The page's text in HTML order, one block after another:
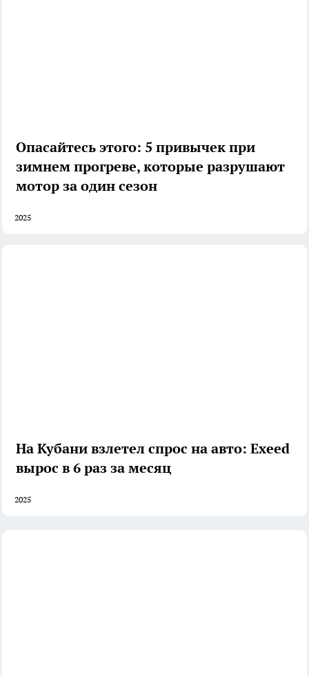
Опасайтесь этого: 5 привычек при
зимнем прогреве, которые разрушают
мотор за один сезон
2025
На Кубани взлетел спрос на авто: Exeed
вырос в 6 раз за месяц
2025